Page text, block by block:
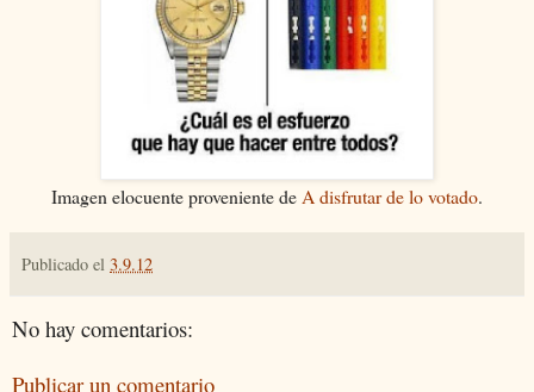
Imagen elocuente proveniente de A disfrutar de lo votado.
Publicado el 3.9.12
No hay comentarios:
Publicar un comentario